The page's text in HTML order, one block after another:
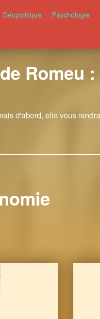
Géopolitique Psychologie
Romeu
d'abord, elle vous